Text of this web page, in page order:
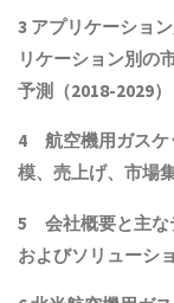
3 アプリケーショ
リケーション別の
予測（2018-2029）
4 航空機用ガスケ
模、売上げ、市場
5 会社概要と主な
およびソリューシ